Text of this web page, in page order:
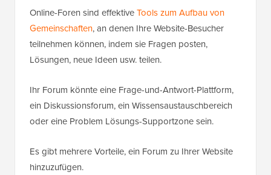
Online-Foren sind effektiveTools zum Aufbau von
Gemeinschaften, an denen Ihre Website-Besucher
teilnehmen können, indem sie Fragen posten,
Lösungen, neue Ideen usw. teilen.
Ihr Forum könnte eine Frage-und-Antwort-Plattform,
ein Diskussionsforum, ein Wissensaustauschbereich
oder eine Problem Lösungs-Supportzone sein.
Es gibt mehrere Vorteile, ein Forum zu Ihrer Website
hinzuzufügen.